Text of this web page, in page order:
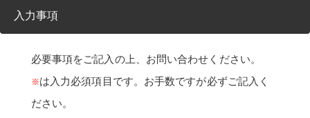
入力事項
必要事項をご記入の上、お問い合わせください。
※は入力必須項目です。お手数ですが必ずご記入く
ださい。